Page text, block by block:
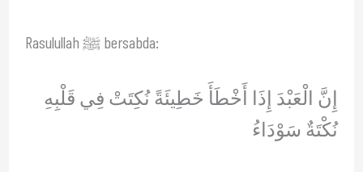
Rasulullah ﷺ bersabda:
إِنَّ الْعَبْدَ إِذَا أَخْطَأَ خَطِيئَةً نُكِتَتْ فِي قَلْبِهِ
نُكْتَةٌ سَوْدَاءُ